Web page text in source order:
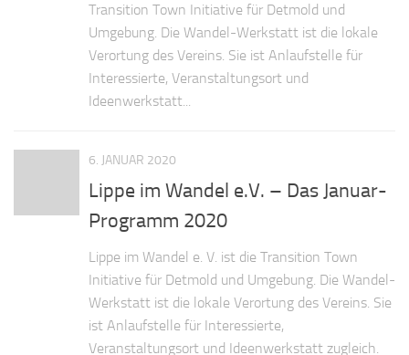
Transition Town Initiative für Detmold und
Umgebung. Die Wandel-Werkstatt ist die lokale
Verortung des Vereins. Sie ist Anlaufstelle für
Interessierte, Veranstaltungsort und
Ideenwerkstatt...
6. JANUAR 2020
Lippe im Wandel e.V. – Das Januar-
Programm 2020
Lippe im Wandel e. V. ist die Transition Town
Initiative für Detmold und Umgebung. Die Wandel-
Werkstatt ist die lokale Verortung des Vereins. Sie
ist Anlaufstelle für Interessierte,
Veranstaltungsort und Ideenwerkstatt zugleich.